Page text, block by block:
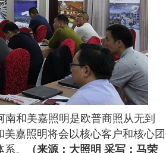
和美嘉照明是欧普商照从无到
嘉照明将会以核心客户和核心团
。
（来源：大照明 采写：马荣